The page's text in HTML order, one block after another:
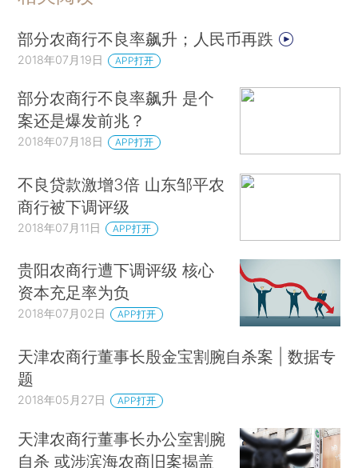
部分农商行不良率飙升；人民币再跌
2018年07月19日 APP打开
部分农商行不良率飙升 是个
案还是爆发前兆？
2018年07月18日 APP打开
不良贷款激增3倍 山东邹平农
商行被下调评级
2018年07月11日 APP打开
贵阳农商行遭下调评级 核心
资本充足率为负
2018年07月02日 APP打开
天津农商行董事长殷金宝割腕自杀案 | 数据专
题
2018年05月27日 APP打开
天津农商行董事长办公室割腕
自杀 或涉滨海农商旧案揭盖